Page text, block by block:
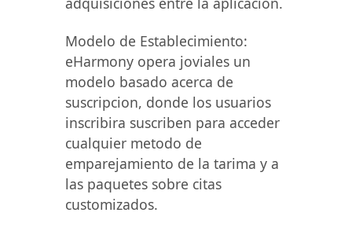
Modelo de Establecimiento:
eHarmony opera joviales un
modelo basado acerca de
suscripcion, donde los usuarios
inscribira suscriben para acceder
cualquier metodo de
emparejamiento de la tarima y a
las paquetes sobre citas
customizados.